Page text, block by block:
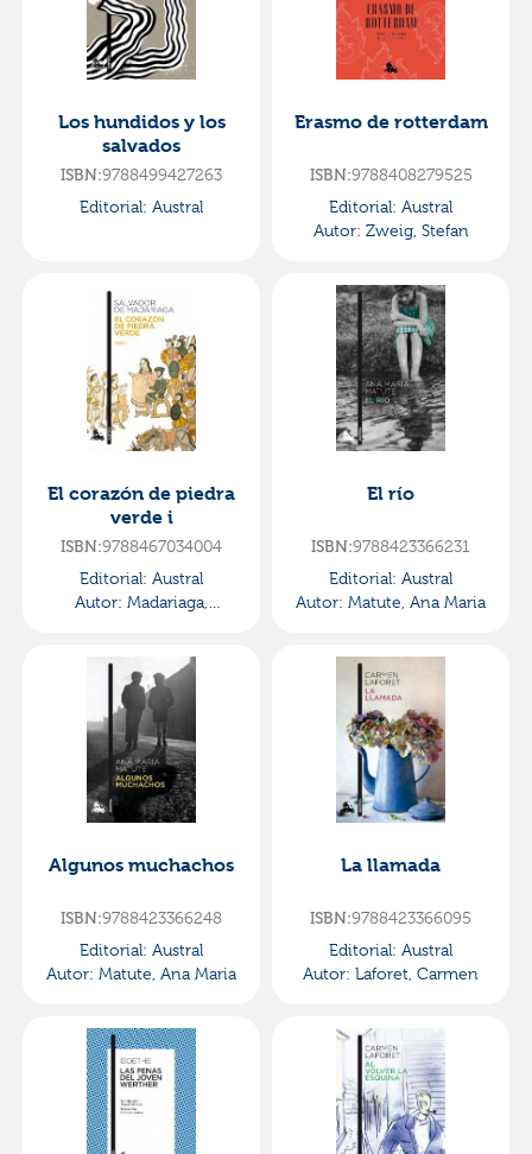
Los hundidos y los
salvados
ISBN:9788499427263
Editorial: Austral
Erasmo de rotterdam
ISBN:9788408279525
Editorial: Austral
Autor: Zweig, Stefan
El corazón de piedra
verde i
ISBN:9788467034004
Editorial: Austral
Autor: Madariaga,
El río
ISBN:9788423366231
Editorial: Austral
Autor: Matute, Ana Maria
Algunos muchachos
ISBN:9788423366248
Editorial: Austral
Autor: Matute, Ana Maria
La llamada
ISBN:9788423366095
Editorial: Austral
Autor: Laforet, Carmen